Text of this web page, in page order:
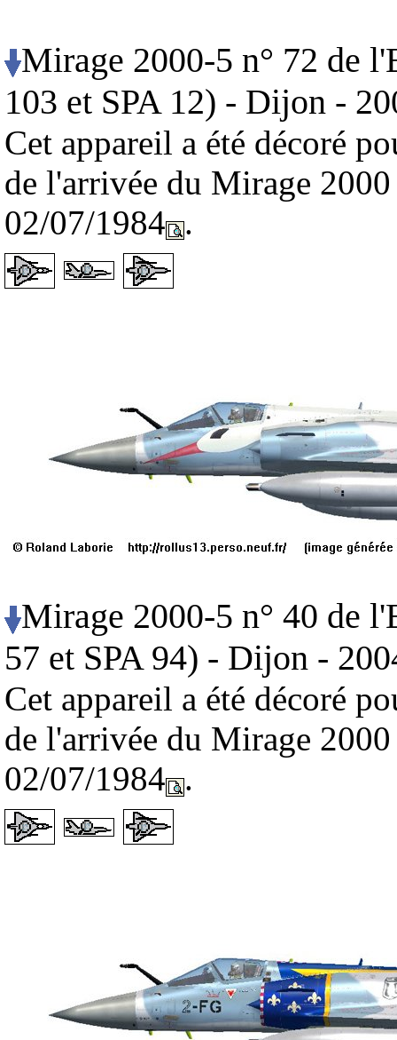
Mirage 2000-5 n° 72 de
103 et SPA 12) - Dijon -
Cet appareil a été décoré
de l'arrivée du Mirage
02/07/1984 .
Mirage 2000-5 n° 40 de
57 et SPA 94) - Dijon -
Cet appareil a été décoré
de l'arrivée du Mirage
02/07/1984 .